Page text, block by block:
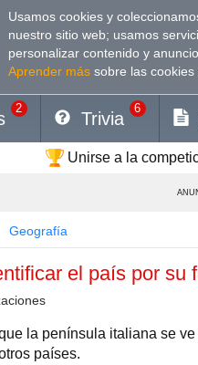
Usamos cookies y
nuestro sitio web; usamos
personalizar contenido y
Aprender más sobre las cookies
2
Trivia
6
Unirse a la
Geografía
el país por su
la península italiana se
países.